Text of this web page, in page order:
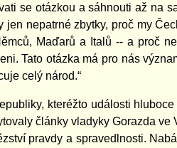
se otázkou a sáhnouti až na
nepatrné zbytky, proč my
Maďarů a Italů -- a proč
Tato otázka má pro nás
celý národ.“
kteréžto události
články vladyky Gorazda
pravdy a spravedlnosti.